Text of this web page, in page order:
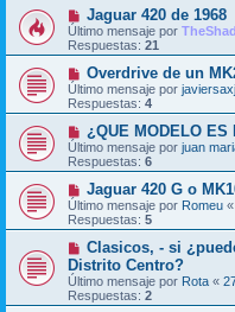
Jaguar 420 de 1968
Último mensaje por
Respuestas: 21
Overdrive de un
Último mensaje por
Respuestas: 4
¿QUE MODELO ES
Último mensaje por juan
Respuestas: 6
Jaguar 420 G o
Último mensaje por Romeu «
Respuestas: 5
Clasicos, - si
Distrito Centro?
Último mensaje por Rota «
Respuestas: 2